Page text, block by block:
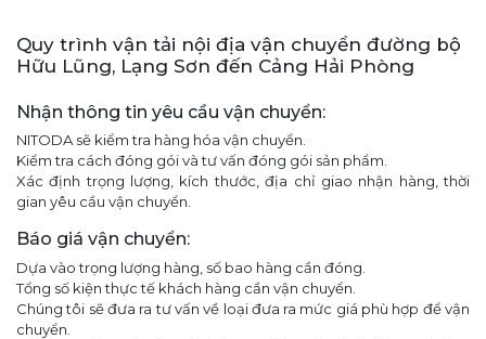
Quy trình vận tải nội địa vận chuyển đường bộ
Hữu Lũng, Lạng Sơn đến Cảng Hải Phòng
Nhận thông tin yêu cầu vận chuyển:
NITODA sẽ kiểm tra hàng hóa vận chuyển.
Kiểm tra cách đóng gói và tư vấn đóng gói sản phẩm.
Xác định trọng lượng, kích thước, địa chỉ giao nhận hàng, thời
gian yêu cầu vận chuyển.
Báo giá vận chuyển:
Dựa vào trọng lượng hàng, số bao hàng cần đóng.
Tổng số kiện thực tế khách hàng cần vận chuyển.
Chúng tôi sẽ đưa ra tư vấn về loại đưa ra mức giá phù hợp để vận
chuyển.